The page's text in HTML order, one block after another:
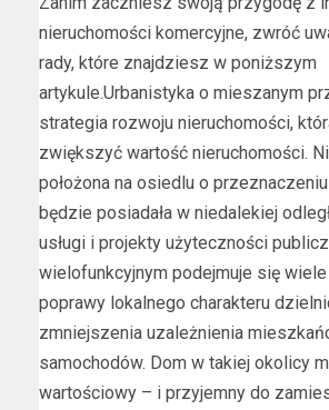
nieruchomości komercyjne, zwróć
rady, które znajdziesz w poniższym
artykule.Urbanistyka o mieszanym
strategia rozwoju nieruchomości,
zwiększyć wartość nieruchomości.
położona na osiedlu o
będzie posiadała w niedalekiej
usługi i projekty użyteczności
wielofunkcyjnym podejmuje się
poprawy lokalnego charakteru
zmniejszenia uzależnienia
samochodów. Dom w takiej okolicy
wartościowy – i przyjemny do